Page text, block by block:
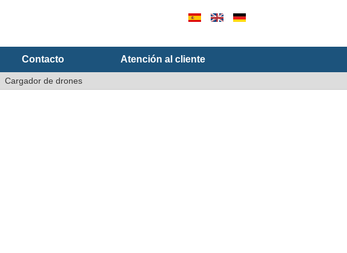
Contacto Atención al cliente
Cargador de drones